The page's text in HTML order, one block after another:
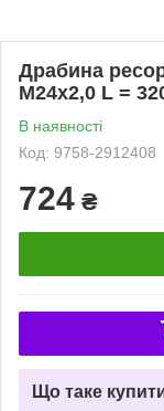
Драбина
М24х2,0 L =
В наявності
Код: 9758-2912408
724 ₴
Що таке